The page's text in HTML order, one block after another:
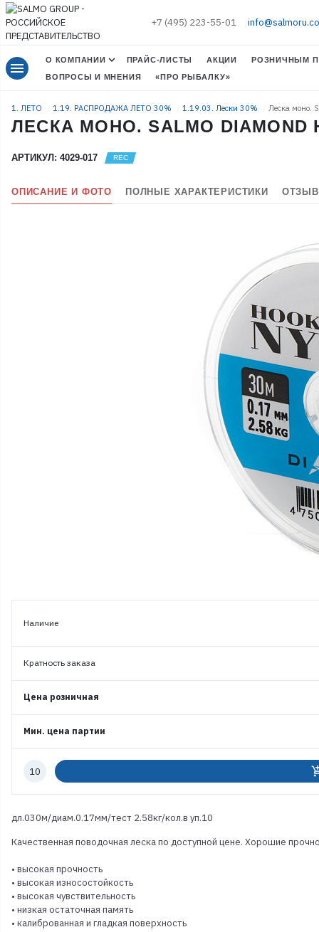
+7 (495) 223-55-01
menu О КОМПАНИИ ПРАЙС-ЛИСТЫ АКЦИИ
РОЗНИЧНЫМ
ВОПРОСЫ И МНЕНИЯ
«ПРО РЫБАЛКУ»
1. ЛЕТО 1.19. РАСПРОДАЖА ЛЕТО 30% 1.19.03. Лески 30% Леска моно.
ЛЕСКА МОНО. SALMO DIAMOND
АРТИКУЛ: 4029-017
ОПИСАНИЕ И ФОТО ПОЛНЫЕ ХАРАКТЕРИСТИКИ
Наличие
Кратность заказа
Цена розничная
Мин. цена партии
Количество
дл.030м/диам.0.17мм/тест 2.58кг/кол.в уп.10
Качественная поводочная леска по доступной цене. Хорошие
• высокая прочность
• высокая износостойкость
• высокая чувствительность
• низкая остаточная память
• калиброванная и гладкая поверхность